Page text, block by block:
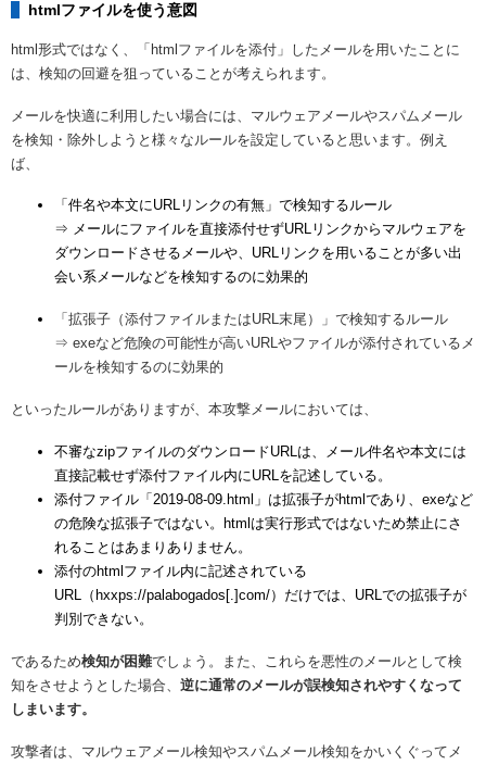
htmlファイルを使う意図
html形式ではなく、「htmlファイルを添付」したメールを用いたことに
は、検知の回避を狙っていることが考えられます。
メールを快適に利用したい場合には、マルウェアメールやスパムメール
を検知・除外しようと様々なルールを設定していると思います。例え
ば、
「件名や本文にURLリンクの有無」で検知するルール
⇒ メールにファイルを直接添付せずURLリンクからマルウェアを
ダウンロードさせるメールや、URLリンクを用いることが多い出
会い系メールなどを検知するのに効果的
「拡張子（添付ファイルまたはURL末尾）」で検知するルール
⇒ exeなど危険の可能性が高いURLやファイルが添付されているメ
ールを検知するのに効果的
といったルールがありますが、本攻撃メールにおいては、
不審なzipファイルのダウンロードURLは、メール件名や本文には
直接記載せず添付ファイル内にURLを記述している。
添付ファイル「2019-08-09.html」は拡張子がhtmlであり、exeなど
の危険な拡張子ではない。htmlは実行形式ではないため禁止にさ
れることはあまりありません。
添付のhtmlファイル内に記述されている
URL（ hxxps://palabogados[.]com/）だけでは、URLでの拡張子が
判別できない。
であるため検知が困難でしょう。また、これらを悪性のメールとして検
知をさせようとした場合、 逆に通常のメールが誤検知されやすくなって
しまいます。
攻撃者は、マルウェアメール検知やスパムメール検知をかいくぐってメ